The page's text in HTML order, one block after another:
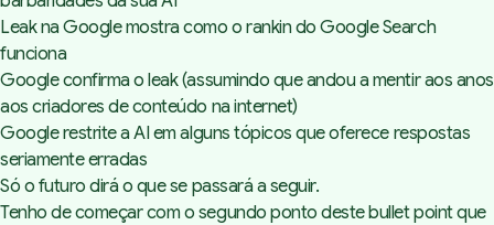
Leak na Google mostra como o rankin do Google Search
funciona
Google confirma o leak (assumindo que andou a mentir aos anos
aos criadores de conteúdo na internet)
Google restrite a AI em alguns tópicos que oferece respostas
seriamente erradas
Só o futuro dirá o que se passará a seguir.
Tenho de começar com o segundo ponto deste bullet point que